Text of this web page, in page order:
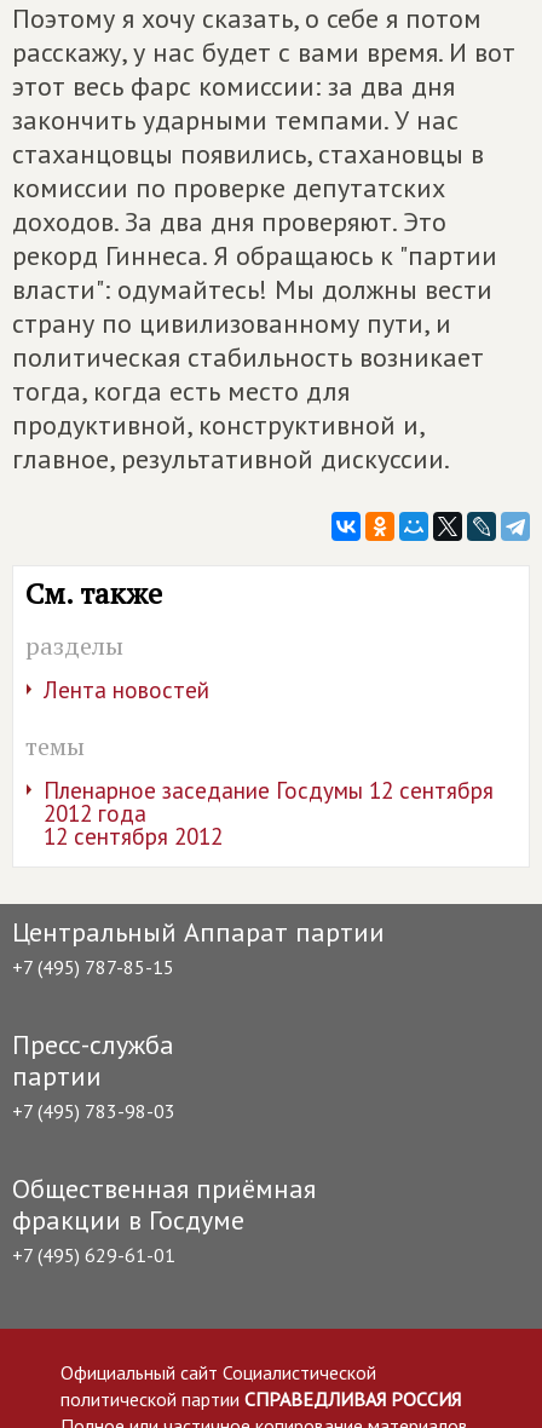
Поэтому я хочу сказать, о себе я потом
расскажу, у нас будет с вами время. И вот
этот весь фарс комиссии: за два дня
закончить ударными темпами. У нас
стаханцовцы появились, стахановцы в
комиссии по проверке депутатских
доходов. За два дня проверяют. Это
рекорд Гиннеса. Я обращаюсь к "партии
власти": одумайтесь! Мы должны вести
страну по цивилизованному пути, и
политическая стабильность возникает
тогда, когда есть место для
продуктивной, конструктивной и,
главное, результативной дискуссии.
См. также
разделы
Лента новостей
темы
Пленарное заседание Госдумы 12 сентября
2012 года
12 сентября 2012
Центральный Аппарат партии
+7 (495) 787-85-15
Пресс-служба
партии
+7 (495) 783-98-03
Общественная приёмная
фракции в Госдуме
+7 (495) 629-61-01
Официальный сайт Социалистической
политической партии СПРАВЕДЛИВАЯ РОССИЯ